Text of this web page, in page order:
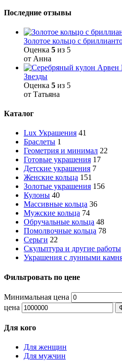
Последние отзывы
Золотое кольцо с
Оценка 5 из 5
от Анна
Звезды
Оценка 5 из 5
от Татьяна
Каталог
Lux Украшения 41
Браслеты 1
Геометрия и минимал 22
Готовые украшения 17
Детские украшения 7
Женские кольца 151
Золотые украшения 156
Кулоны 40
Массивные кольца 36
Мужские кольца 74
Обручальные кольца 48
Помолвочные кольца 78
Серьги 22
Скульптура и другие работы
Украшения с лунными
Фильтровать по цене
Минимальная цена
цена
Для кого
Для женщин
Для мужчин